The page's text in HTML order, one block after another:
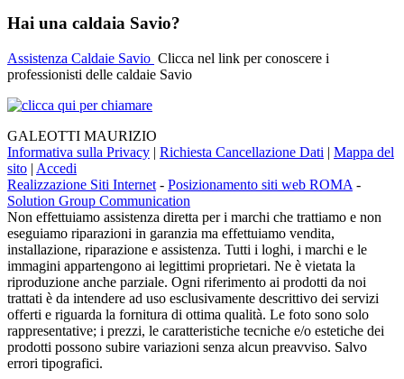
Hai una caldaia Savio?
Assistenza Caldaie Savio Clicca nel link per conoscere i
professionisti delle caldaie Savio
GALEOTTI MAURIZIO
Informativa sulla Privacy | Richiesta Cancellazione Dati | Mappa del
sito | Accedi
Realizzazione Siti Internet - Posizionamento siti web ROMA -
Solution Group Communication
Non effettuiamo assistenza diretta per i marchi che trattiamo e non
eseguiamo riparazioni in garanzia ma effettuiamo vendita,
installazione, riparazione e assistenza. Tutti i loghi, i marchi e le
immagini appartengono ai legittimi proprietari. Ne è vietata la
riproduzione anche parziale. Ogni riferimento ai prodotti da noi
trattati è da intendere ad uso esclusivamente descrittivo dei servizi
offerti e riguarda la fornitura di ottima qualità. Le foto sono solo
rappresentative; i prezzi, le caratteristiche tecniche e/o estetiche dei
prodotti possono subire variazioni senza alcun preavviso. Salvo
errori tipografici.